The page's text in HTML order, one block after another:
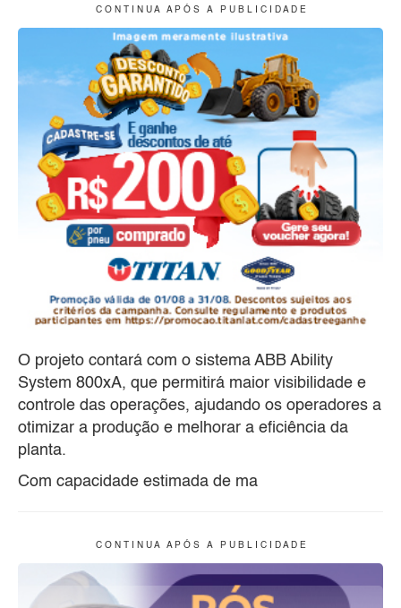
C O N T I N U A A P Ó S A P U B L I C I D A D E
O projeto contará com o sistema ABB Ability
System 800xA, que permitirá maior visibilidade e
controle das operações, ajudando os operadores a
otimizar a produção e melhorar a eficiência da
planta.
Com capacidade estimada de ma
C O N T I N U A A P Ó S A P U B L I C I D A D E